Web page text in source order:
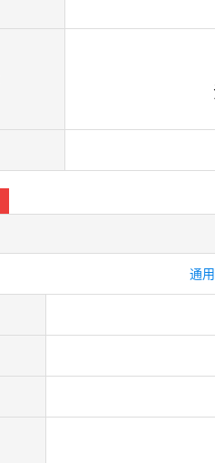
通